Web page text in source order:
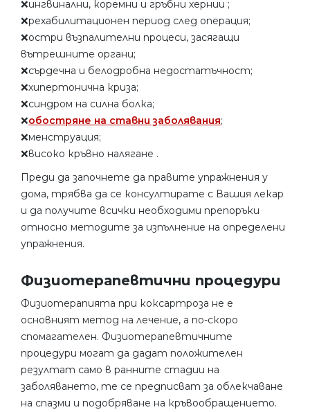
❌ингвинални, коремни и гръбни хернии ;
❌рехабилитационен период след операция;
❌остри възпалителни процеси, засягащи
вътрешните органи;
❌сърдечна и белодробна недостатъчност;
❌хипертонична криза;
❌синдром на силна болка;
❌обостряне на ставни заболявания;
❌менструация;
❌високо кръвно налягане .
Преди да започнете да правите упражнения у
дома, трябва да се консултирате с Вашия лекар
и да получите всички необходими препоръки
относно методите за изпълнение на определени
упражнения.
Физиотерапевтични процедури
Физиотерапията при коксартроза не е
основният метод на лечение, а по-скоро
спомагателен. Физиотерапевтичните
процедури могат да дадат положителен
резултат само в ранните стадии на
заболяването, те се предписват за облекчаване
на спазми и подобряване на кръвообращението.